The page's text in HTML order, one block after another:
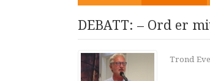
DEBATT: – Ord er
Trond